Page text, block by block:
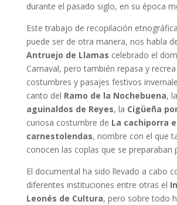
durante el pasado siglo, en su época
Este trabajo de recopilación
puede ser de otra manera, nos habla
Antruejo de Llamas celebrado el
Carnaval, pero también repasa y
costumbres y pasajes festivos
canto del Ramo de la Nochebuena,
aguinaldos de Reyes, la Cigüeña
curiosa costumbre de La cachiporra
carnestolendas, nombre con el que
conocen las coplas que se preparaban
El documental ha sido llevado a cabo
diferentes instituciones entre otras el
Leonés de Cultura, pero sobre todo